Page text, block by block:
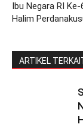
Ibu Negara RI Ke-
Halim
ARTIKEL